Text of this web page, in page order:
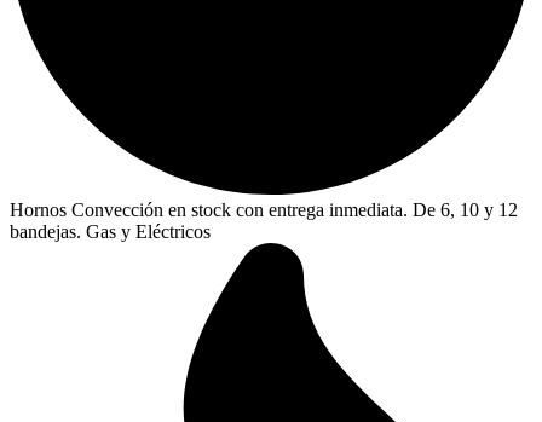
Hornos Convección en stock con entrega inmediata. De 6, 10 y 12
bandejas. Gas y Eléctricos